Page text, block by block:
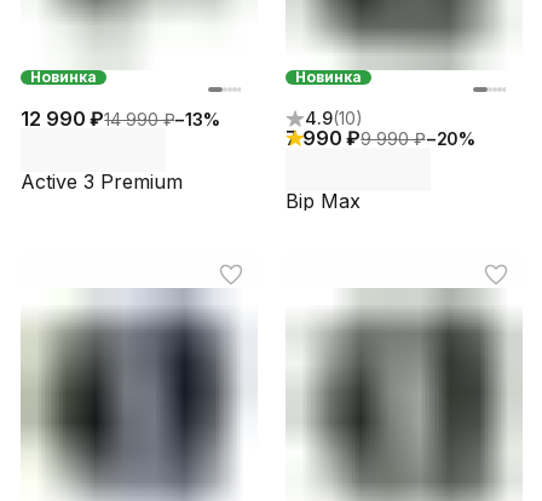
Новинка
12 990 ₽14 990 ₽−13%
Active 3 Premium
Новинка
4.9(10)
7 990 ₽9 990 ₽−20%
Bip Max